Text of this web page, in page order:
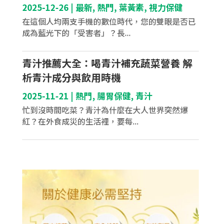
2025-12-26| 最新, 熱門, 葉黃素, 視力保健
在這個人均兩支手機的數位時代，您的雙眼是否已
成為藍光下的「受害者」？長...
青汁推薦大全：喝青汁補充蔬菜營養 解
析青汁成分與飲用時機
2025-11-21 | 熱門, 腸胃保健, 青汁
忙到沒時間吃菜？青汁為什麼在大人世界突然爆
紅？在外食成災的生活裡，要每...